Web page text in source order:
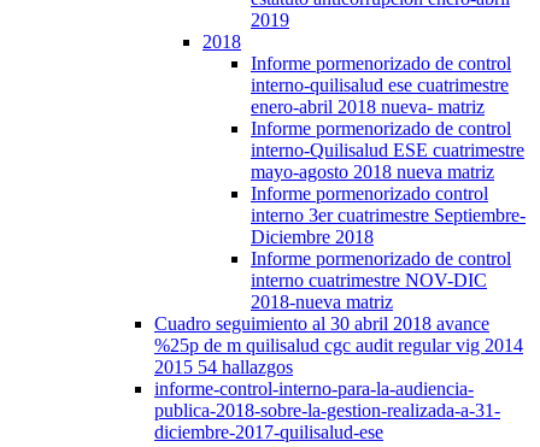
2019
2018
Informe pormenorizado de control
interno-quilisalud ese cuatrimestre
enero-abril 2018 nueva- matriz
Informe pormenorizado de control
interno-Quilisalud ESE cuatrimestre
mayo-agosto 2018 nueva matriz
Informe pormenorizado control
interno 3er cuatrimestre Septiembre-
Diciembre 2018
Informe pormenorizado de control
interno cuatrimestre NOV-DIC
2018-nueva matriz
Cuadro seguimiento al 30 abril 2018 avance
%25p de m quilisalud cgc audit regular vig 2014
2015 54 hallazgos
informe-control-interno-para-la-audiencia-
publica-2018-sobre-la-gestion-realizada-a-31-
diciembre-2017-quilisalud-ese